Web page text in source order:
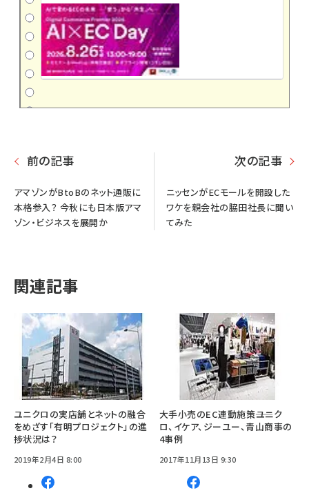
前の記事
アマゾンがBtoBのネット通販に
本格参入？ 今秋にも日本版アマ
ゾン・ビジネスを展開か
次の記事
ニッセンがECモールを開設した
ワケを親会社の脇田社長に聞い
てみた
関連記事
ユニクロの実店舗とネットの融合
をめざす「有明プロジェクト」の進
捗状況は？
2019年2月4日 8:00
大手小売のEC連動施策――ユニク
ロ、イケア、ジーユー、青山商事の
4事例
2017年11月13日 9:30